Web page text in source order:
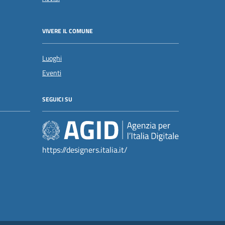
VIVERE IL COMUNE
Luoghi
Eventi
SEGUICI SU
https://designers.italia.it/